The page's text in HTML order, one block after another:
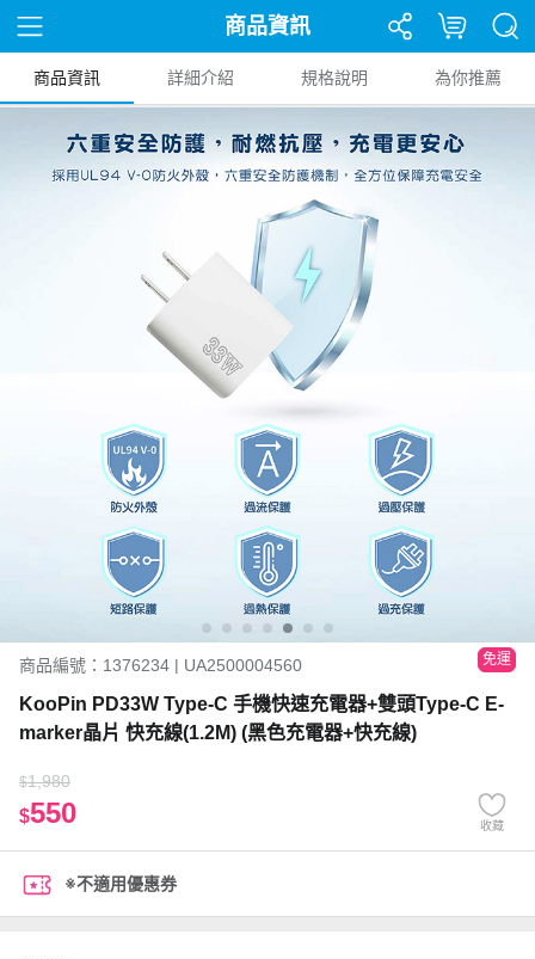
商品資訊
商品資訊 詳細介紹 規格說明 為你推薦
商品編號：1376234 | UA2500004560 免運
KooPin PD33W Type-C 手機快速充電器+雙頭Type-C E-
marker晶片 快充線(1.2M) (黑色充電器+快充線)
$1,980
$550 收藏
※不適用優惠券